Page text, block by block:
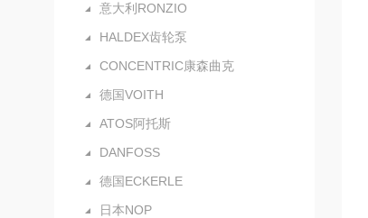
意大利RONZIO
HALDEX齿轮泵
CONCENTRIC康森曲克
德国VOITH
ATOS阿托斯
DANFOSS
德国ECKERLE
日本NOP